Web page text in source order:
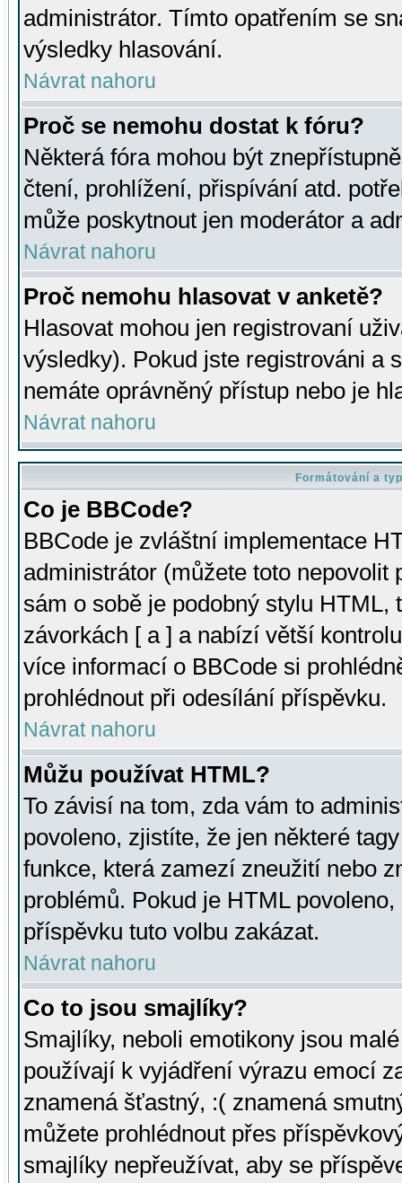
administrátor. Tímto opatřením se
výsledky hlasování.
Návrat nahoru
Proč se nemohu dostat k fóru?
Některá fóra mohou být
čtení, prohlížení, přispívání atd.
může poskytnout jen moderátor a
Návrat nahoru
Proč nemohu hlasovat v anketě?
Hlasovat mohou jen registrovaní
výsledky). Pokud jste registrováni a
nemáte oprávněný přístup nebo je
Návrat nahoru
Formátování a
Co je BBCode?
BBCode je zvláštní implementace
administrátor (můžete toto
sám o sobě je podobný stylu HTML,
závorkách [ a ] a nabízí větší
více informací o BBCode si
prohlédnout při odesílání příspěvku.
Návrat nahoru
Můžu používat HTML?
To závisí na tom, zda vám to
povoleno, zjistíte, že jen některé
funkce, která zamezí zneužití nebo
problémů. Pokud je HTML
příspěvku tuto volbu zakázat.
Návrat nahoru
Co to jsou smajlíky?
Smajlíky, neboli emotikony jsou
používají k vyjádření výrazu emocí
znamená šťastný, :( znamená
můžete prohlédnout přes
smajlíky nepřeužívat, aby se